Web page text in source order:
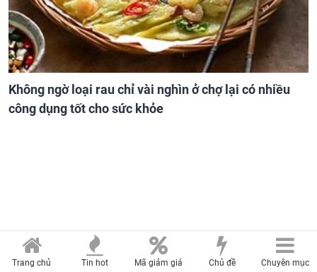
Không ngờ loại rau chỉ vài nghìn ở chợ lại có nhiều
công dụng tốt cho sức khỏe
Trang chủ Tin hot Mã giảm giá Chủ đề Chuyên mục